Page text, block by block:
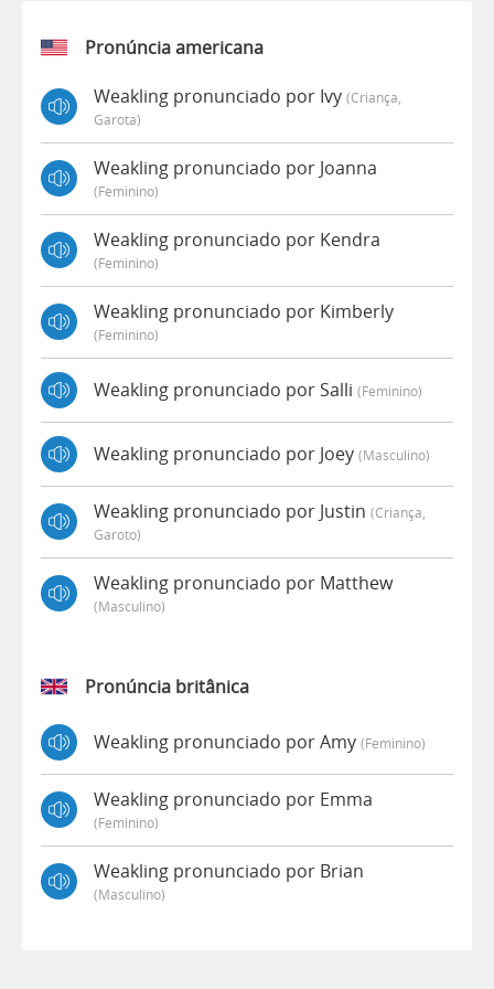
Pronúncia americana
Weakling pronunciado por Ivy (criança,
Garota)
Weakling pronunciado por Joanna
(feminino)
Weakling pronunciado por Kendra
(feminino)
Weakling pronunciado por Kimberly
(feminino)
Weakling pronunciado por Salli (feminino)
Weakling pronunciado por Joey (masculino)
Weakling pronunciado por Justin (criança,
Garoto)
Weakling pronunciado por Matthew
(masculino)
Pronúncia britânica
Weakling pronunciado por Amy (feminino)
Weakling pronunciado por Emma
(feminino)
Weakling pronunciado por Brian
(masculino)